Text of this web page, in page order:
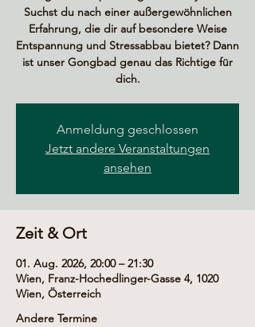
Suchst du nach einer außergewöhnlichen
Erfahrung, die dir auf besondere Weise
Entspannung und Stressabbau bietet? Dann
ist unser Gongbad genau das Richtige für
dich.
Anmeldung geschlossen
Jetzt andere Veranstaltungen
ansehen
Zeit & Ort
01. Aug. 2026, 20:00 – 21:30
Wien, Franz-Hochedlinger-Gasse 4, 1020
Wien, Österreich
Andere Termine